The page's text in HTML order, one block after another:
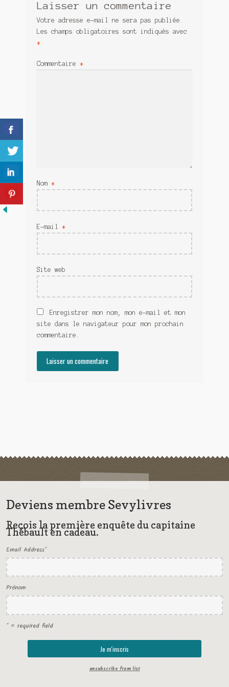
Meurtre en alternance
Meurtre sous couverture
Sans retour
Sauver ou périr
Une baffe et ça repart
Laisser un commentaire
Votre adresse e-mail ne sera pas publiée.
Les champs obligatoires sont indiqués avec
*
Commentaire *
Nom *
E-mail *
Site web
Enregistrer mon nom, mon e-mail et mon
site dans le navigateur pour mon prochain
commentaire.
Deviens membre Sevylivres
Reçois la première enquête du capitaine
Thébault en cadeau.
Email Address*
Prénom
* = required field
unsubscribe from list